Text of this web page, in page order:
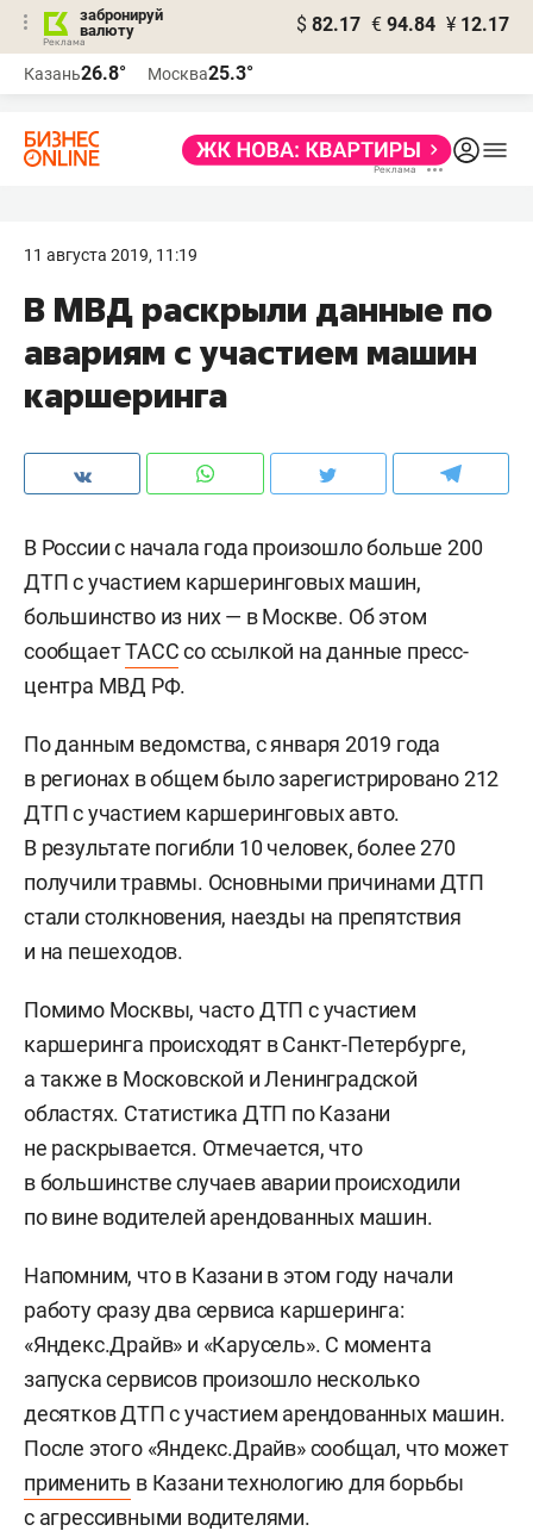
забронируй
валюту
$ 82.17 € 94.84 ¥ 12.17
Казань26.8° Москва25.3°
11 августа 2019, 11:19
В МВД раскрыли данные по
авариям с участием машин
каршеринга
В России с начала года произошло больше 200
ДТП с участием каршеринговых машин,
большинство из них — в Москве. Об этом
сообщаетТАССсо ссылкой на данные пресс-
центра МВД РФ.
По данным ведомства, с января 2019 года
в регионах в общем было зарегистрировано 212
ДТП с участием каршеринговых авто.
В результате погибли 10 человек, более 270
получили травмы. Основными причинами ДТП
стали столкновения, наезды на препятствия
и на пешеходов.
Помимо Москвы, часто ДТП с участием
каршеринга происходят в Санкт-Петербурге,
а также в Московской и Ленинградской
областях. Статистика ДТП по Казани
не раскрывается. Отмечается, что
в большинстве случаев аварии происходили
по вине водителей арендованных машин.
Напомним, что в Казани в этом году начали
работу сразу два сервиса каршеринга:
«Яндекс.Драйв» и «Карусель». С момента
запуска сервисов произошло несколько
десятков ДТП с участием арендованных машин.
После этого «Яндекс.Драйв» сообщал, что может
применить в Казани технологию для борьбы
с агрессивными водителями.